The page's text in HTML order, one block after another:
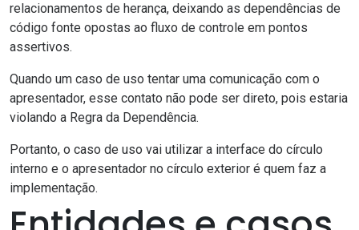
relacionamentos de herança, deixando as dependências de
código fonte opostas ao fluxo de controle em pontos
assertivos.
Quando um caso de uso tentar uma comunicação com o
apresentador, esse contato não pode ser direto, pois estaria
violando a Regra da Dependência.
Portanto, o caso de uso vai utilizar a interface do círculo
interno e o apresentador no círculo exterior é quem faz a
implementação.